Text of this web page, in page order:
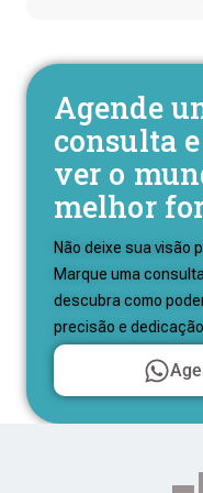
Agende
consulta
ver o
melhor
Não deixe sua visão
Marque uma
descubra como
precisão e